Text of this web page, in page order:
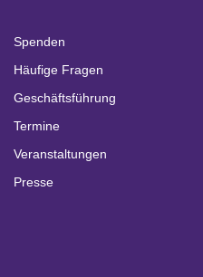
Spenden
Häufige Fragen
Geschäftsführung
Termine
Veranstaltungen
Presse